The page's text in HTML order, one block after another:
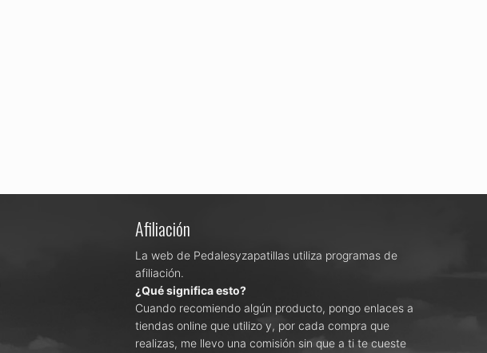
Afiliación
La web de Pedalesyzapatillas utiliza programas de
afiliación.
¿Qué significa esto?
Cuando recomiendo algún producto, pongo enlaces a
tiendas online que utilizo y, por cada compra que
realizas, me llevo una comisión sin que a ti te cueste